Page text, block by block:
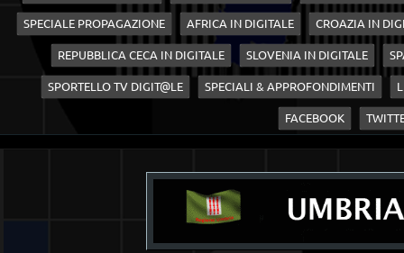
SPECIALE PROPAGAZIONE AFRICA IN DIGITALE CROAZIA IN
REPUBBLICA CECA IN DIGITALE SLOVENIA IN DIGITALE
SPORTELLO TV DIGIT@LE SPECIALI & APPROFONDIMENTI
FACEBOOK